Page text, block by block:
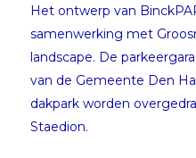
Het ontwerp van
samenwerking met
landscape. De
van de Gemeente Den
dakpark worden
Staedion.